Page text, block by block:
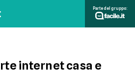
Parte del gruppo:
internet casa e